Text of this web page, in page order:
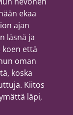
ekaa
ajan
läsnä ja
koen että
oman
koska
Kiitos
läpi,